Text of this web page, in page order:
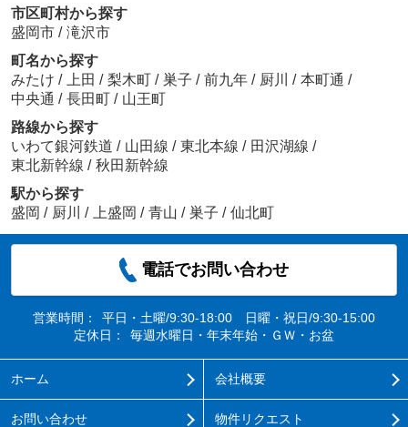
市区町村から探す
盛岡市 / 滝沢市
町名から探す
みたけ / 上田 / 梨木町 / 巣子 / 前九年 / 厨川 / 本町通 /
中央通 / 長田町 / 山王町
路線から探す
いわて銀河鉄道 / 山田線 / 東北本線 / 田沢湖線 /
東北新幹線 / 秋田新幹線
駅から探す
盛岡 / 厨川 / 上盛岡 / 青山 / 巣子 / 仙北町
電話でお問い合わせ
営業時間：
平日・土曜/9:30-18:00 日曜・祝日/9:30-15:00
定休日：
毎週水曜日・年末年始・ＧＷ・お盆
ホーム 会社概要
お問い合わせ 物件リクエスト